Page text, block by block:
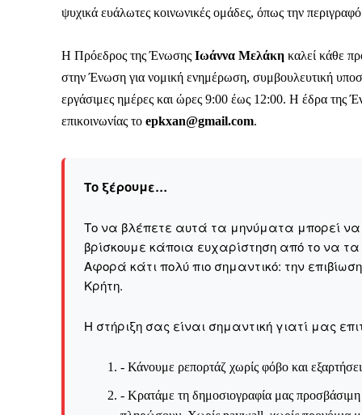
Καθημερινή
ψυχικά ευάλωτες κοινωνικές ομάδες, όπως την
Η Πρόεδρος της Ένωσης Ιωάννα Μελάκη καλεί κάθε
στην Ένωση για νομική ενημέρωση, συμβουλευτική
εργάσιμες ημέρες και ώρες 9:00 έως 12:00. Η έδρα της
επικοινωνίας το epkxan@gmail.com.
Το ξέρουμε…
Το να βλέπετε αυτά τα μηνύματα μπορεί να
βρίσκουμε κάποια ευχαρίστηση από το να
Αφορά κάτι πολύ πιο σημαντικό: την
Kρήτη.
Η στήριξη σας είναι σημαντική γιατί μας
- Κάνουμε ρεπορτάζ χωρίς φόβο και
- Κρατάμε τη δημοσιογραφία μας